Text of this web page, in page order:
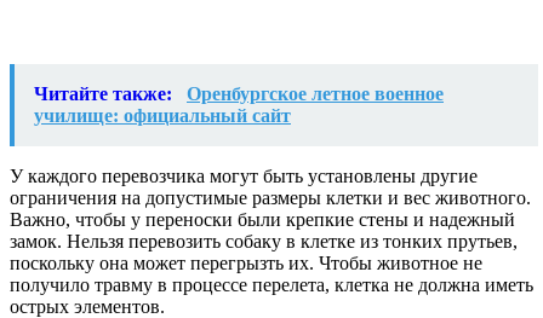
Читайте также:
Оренбургское летное военное
училище: официальный сайт
У каждого перевозчика могут быть установлены другие
ограничения на допустимые размеры клетки и вес животного.
Важно, чтобы у переноски были крепкие стены и надежный
замок. Нельзя перевозить собаку в клетке из тонких прутьев,
поскольку она может перегрызть их. Чтобы животное не
получило травму в процессе перелета, клетка не должна иметь
острых элементов.